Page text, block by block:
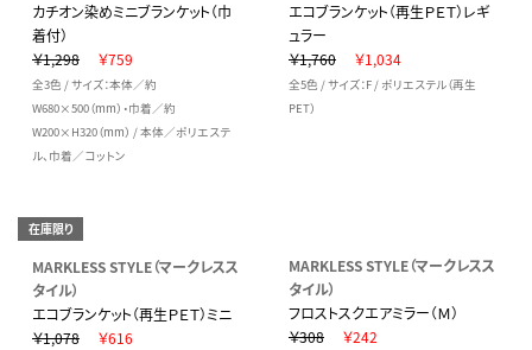
カチオン染めミニブランケット（巾
着付）
￥1,298
￥759
全3色 / サイズ：本体／約
W680×500（mm）・巾着／約
W200×H320（mm） / 本体／ポリエステ
ル、巾着／コットン
エコブランケット（再生ＰＥＴ）レギ
ュラー
￥1,760
￥1,034
全5色 / サイズ：F / ポリエステル（再生
PET）
在庫限り
MARKLESS STYLE（マークレスス
タイル）
エコブランケット（再生ＰＥＴ）ミニ
￥1,078
￥616
MARKLESS STYLE（マークレスス
タイル）
フロストスクエアミラー（Ｍ）
￥308
￥242